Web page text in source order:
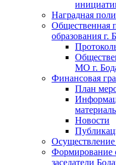
Наградная
Общественная
образования г.
МО г.
Финансовая
План
Новости
Формирование
заседатели